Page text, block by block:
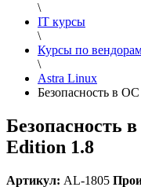
\
IT курсы
\
Курсы по
\
Astra Linux
Безопасность в
Безопасность
Edition 1.8
Артикул: AL-1805